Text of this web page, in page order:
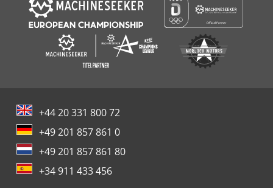
+44 20 331 800 72
+49 201 857 861 0
+49 201 857 861 80
+34 911 433 456